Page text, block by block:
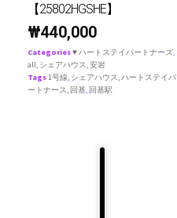
【25802HGSHE】
₩440,000
Categories♥ ハートステイパートナーズ,
all, シェアハウス,安岩
Tags1号線, シェアハウス,ハートステイパ
ートナース, 回基, 回基駅